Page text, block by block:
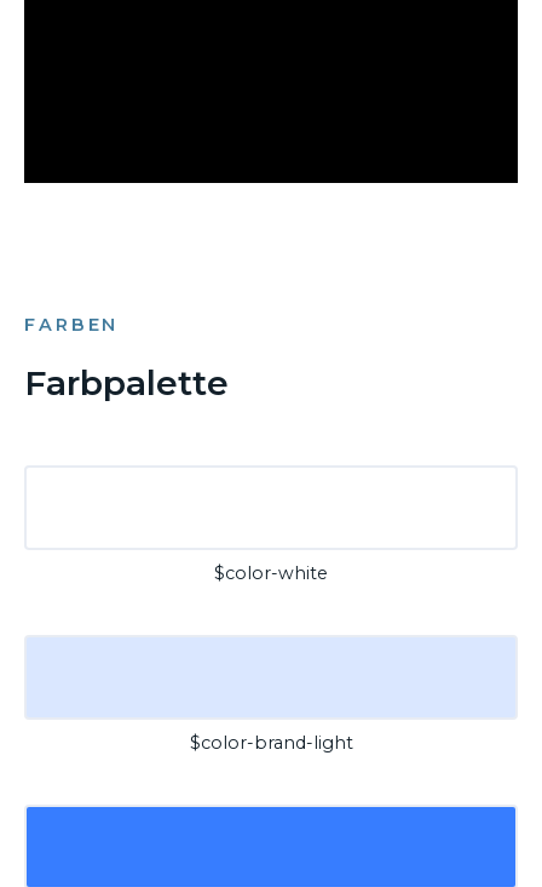
FARBEN
Farbpalette
$color-white
$color-brand-light